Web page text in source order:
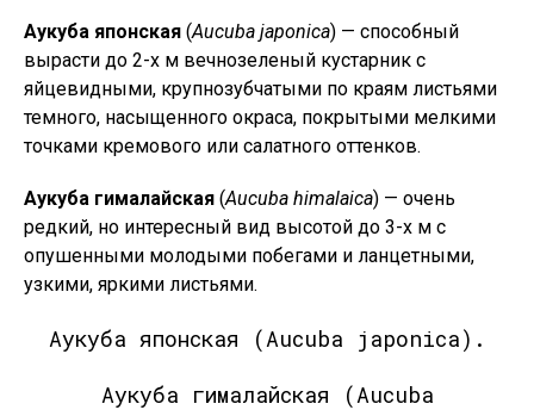
Аукуба японская (Aucuba japonica) — способный
вырасти до 2-х м вечнозеленый кустарник с
яйцевидными, крупнозубчатыми по краям листьями
темного, насыщенного окраса, покрытыми мелкими
точками кремового или салатного оттенков.
Аукуба гималайская (Aucuba himalaica) — очень
редкий, но интересный вид высотой до 3-х м с
опушенными молодыми побегами и ланцетными,
узкими, яркими листьями.
Аукуба японская (Aucuba japonica).
Аукуба гималайская (Aucuba